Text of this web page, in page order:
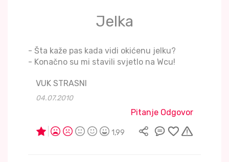
Jelka
- Šta kaže pas kada vidi okićenu jelku?
- Konačno su mi stavili svjetlo na Wcu!
VUK STRASNI
04.07.2010
Pitanje Odgovor
1,99